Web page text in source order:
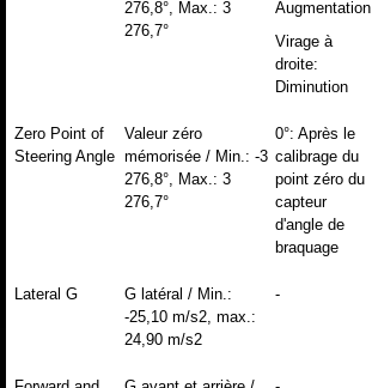
276,8°, Max.: 3
276,7°
Augmentation
Virage à
droite:
Diminution
Zero Point of
Steering Angle
Valeur zéro
mémorisée / Min.: -3
276,8°, Max.: 3
276,7°
0°: Après le
calibrage du
point zéro du
capteur
d'angle de
braquage
Lateral G
G latéral / Min.:
-25,10 m/s2, max.:
24,90 m/s2
-